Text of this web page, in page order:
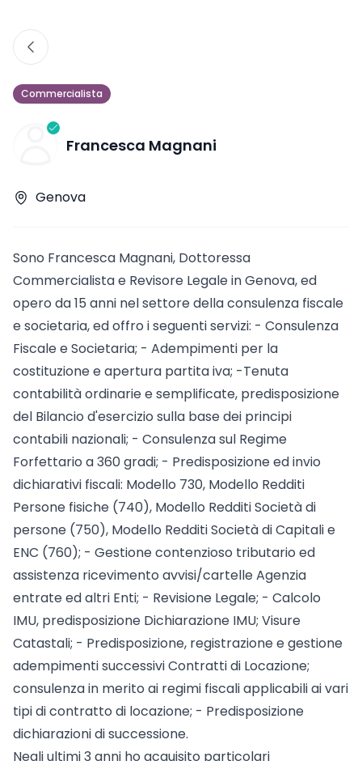
Commercialista
Francesca Magnani
Genova
Sono Francesca Magnani, Dottoressa
Commercialista e Revisore Legale in Genova, ed
opero da 15 anni nel settore della consulenza fiscale
e societaria, ed offro i seguenti servizi: - Consulenza
Fiscale e Societaria; - Adempimenti per la
costituzione e apertura partita iva; -Tenuta
contabilità ordinarie e semplificate, predisposizione
del Bilancio d'esercizio sulla base dei principi
contabili nazionali; - Consulenza sul Regime
Forfettario a 360 gradi; - Predisposizione ed invio
dichiarativi fiscali: Modello 730, Modello Redditi
Persone fisiche (740), Modello Redditi Società di
persone (750), Modello Redditi Società di Capitali e
ENC (760); - Gestione contenzioso tributario ed
assistenza ricevimento avvisi/cartelle Agenzia
entrate ed altri Enti; - Revisione Legale; - Calcolo
IMU, predisposizione Dichiarazione IMU; Visure
Catastali; - Predisposizione, registrazione e gestione
adempimenti successivi Contratti di Locazione;
consulenza in merito ai regimi fiscali applicabili ai vari
tipi di contratto di locazione; - Predisposizione
dichiarazioni di successione.
Negli ultimi 3 anni ho acquisito particolari